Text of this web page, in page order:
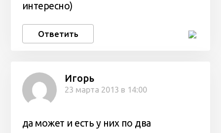
интересно)
Ответить
Игорь
23 марта 2013 в 14:00
да может и есть у них по два